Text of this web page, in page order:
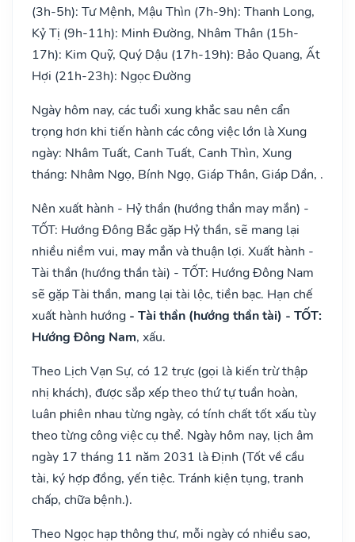
(3h-5h): Tư Mệnh, Mậu Thìn (7h-9h): Thanh Long,
Kỷ Tị (9h-11h): Minh Đường, Nhâm Thân (15h-
17h): Kim Quỹ, Quý Dậu (17h-19h): Bảo Quang, Ất
Hợi (21h-23h): Ngọc Đường
Ngày hôm nay, các tuổi xung khắc sau nên cẩn
trọng hơn khi tiến hành các công việc lớn là Xung
ngày: Nhâm Tuất, Canh Tuất, Canh Thìn, Xung
tháng: Nhâm Ngọ, Bính Ngọ, Giáp Thân, Giáp Dần, .
Nên xuất hành - Hỷ thần (hướng thần may mắn) -
TỐT: Hướng Đông Bắc gặp Hỷ thần, sẽ mang lại
nhiều niềm vui, may mắn và thuận lợi. Xuất hành -
Tài thần (hướng thần tài) - TỐT: Hướng Đông Nam
sẽ gặp Tài thần, mang lại tài lộc, tiền bạc. Hạn chế
xuất hành hướng - Tài thần (hướng thần tài) - TỐT:
Hướng Đông Nam, xấu.
Theo Lịch Vạn Sự, có 12 trực (gọi là kiến trừ thập
nhị khách), được sắp xếp theo thứ tự tuần hoàn,
luân phiên nhau từng ngày, có tính chất tốt xấu tùy
theo từng công việc cụ thể. Ngày hôm nay, lịch âm
ngày 17 tháng 11 năm 2031 là Định (Tốt về cầu
tài, ký hợp đồng, yến tiệc. Tránh kiện tụng, tranh
chấp, chữa bệnh.).
Theo Ngọc hạp thông thư, mỗi ngày có nhiều sao,